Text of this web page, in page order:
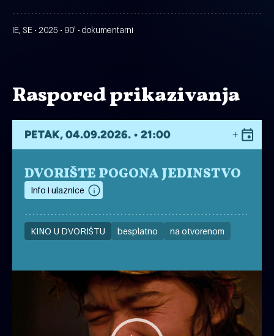
IE, SE • 2025 • 90' • dokumentarni
Raspored prikazivanja
PETAK, 04.09.2026. • 21:00
DVORIŠTE POGONA JEDINSTVO
Info i ulaznice
KINO U DVORIŠTU besplatno na otvorenom